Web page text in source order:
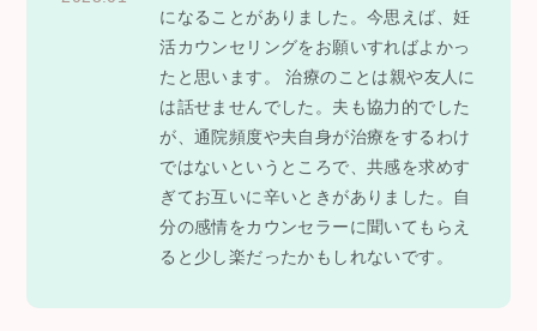
になることがありました。今思えば、妊
活カウンセリングをお願いすればよかっ
たと思います。 治療のことは親や友人に
は話せませんでした。夫も協力的でした
が、通院頻度や夫自身が治療をするわけ
ではないというところで、共感を求めす
ぎてお互いに辛いときがありました。自
分の感情をカウンセラーに聞いてもらえ
ると少し楽だったかもしれないです。